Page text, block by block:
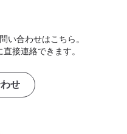
い合わせはこちら。
接連絡できます。
せ